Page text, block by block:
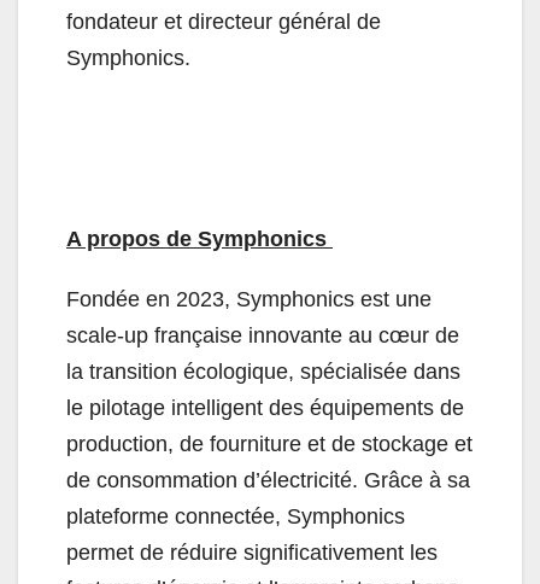
fondateur et directeur général de
Symphonics.
A propos de Symphonics
Fondée en 2023, Symphonics est une
scale-up française innovante au cœur de
la transition écologique, spécialisée dans
le pilotage intelligent des équipements de
production, de fourniture et de stockage et
de consommation d’électricité. Grâce à sa
plateforme connectée, Symphonics
permet de réduire significativement les